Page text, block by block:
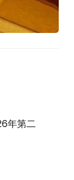
年第二